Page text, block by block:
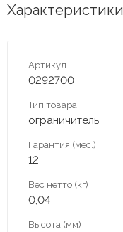
Характеристики
Артикул
0292700
Тип товара
ограничитель
Гарантия (мес.)
12
Вес нетто (кг)
0,04
Высота (мм)